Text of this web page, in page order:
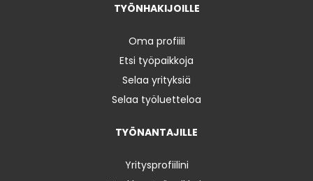
TYÖNHAKIJOILLE
Oma profiili
Etsi työpaikkoja
Selaa yrityksiä
Selaa työluetteloa
TYÖNANTAJILLE
Yritysprofiilini